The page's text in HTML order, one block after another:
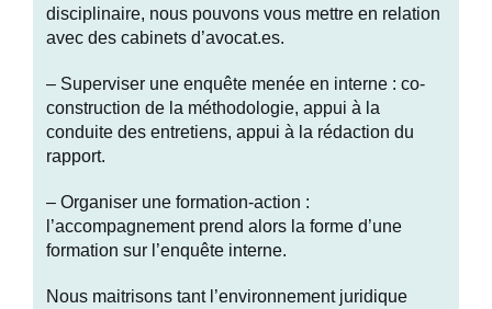
disciplinaire, nous pouvons vous mettre en relation
avec des cabinets d’avocat.es.
– Superviser une enquête menée en interne : co-
construction de la méthodologie, appui à la
conduite des entretiens, appui à la rédaction du
rapport.
– Organiser une formation-action :
l’accompagnement prend alors la forme d’une
formation sur l’enquête interne.
Nous maitrisons tant l’environnement juridique